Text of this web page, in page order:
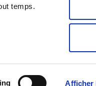
temps.
Afficher